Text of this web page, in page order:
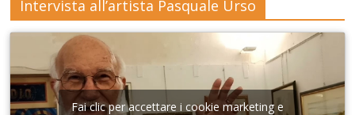
Intervista all’artista Pasquale Urso
Fai clic per accettare i cookie marketing e